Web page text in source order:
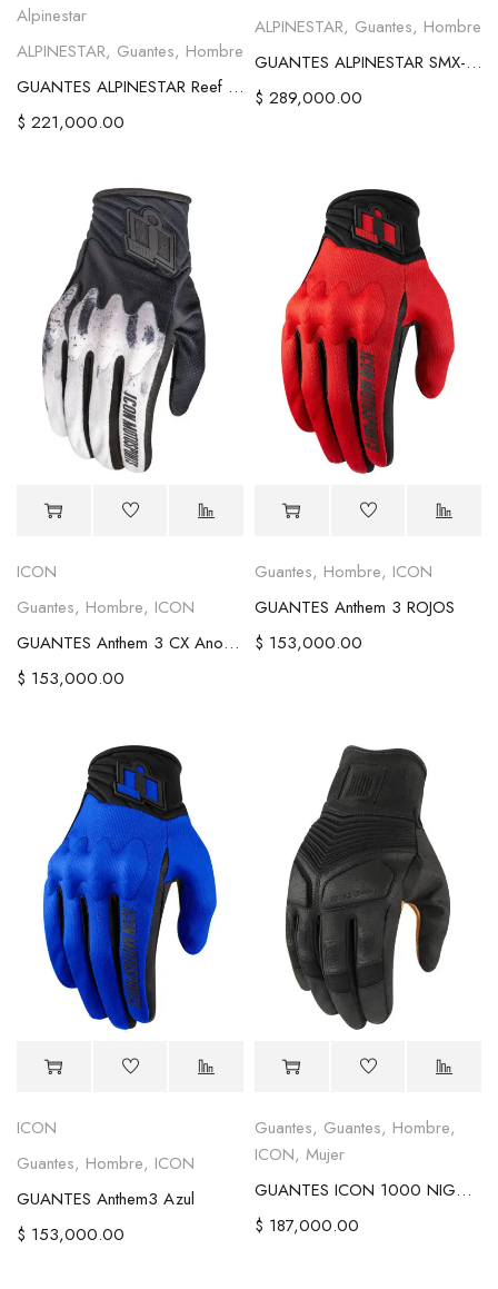
Alpinestar
ALPINESTAR, Guantes, Hombre
GUANTES ALPINESTAR Reef V2 Gloves - Black/White
$ 221,000.00
ALPINESTAR, Guantes, Hombre
GUANTES ALPINESTAR SMX-1 Air V2
$ 289,000.00
ICON
Guantes, Hombre, ICON
GUANTES Anthem 3 CX Anomaly
$ 153,000.00
Guantes, Hombre, ICON
GUANTES Anthem 3 ROJOS
$ 153,000.00
ICON
Guantes, Hombre, ICON
GUANTES Anthem3 Azul
$ 153,000.00
Guantes, Guantes, Hombre,
ICON, Mujer
GUANTES ICON 1000 NIGHTBREED
$ 187,000.00